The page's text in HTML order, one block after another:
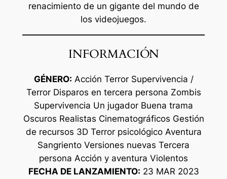
renacimiento de un gigante del mundo de
los videojuegos.
INFORMACIÓN
GÉNERO: Acción Terror Supervivencia /
Terror Disparos en tercera persona Zombis
Supervivencia Un jugador Buena trama
Oscuros Realistas Cinematográficos Gestión
de recursos 3D Terror psicológico Aventura
Sangriento Versiones nuevas Tercera
persona Acción y aventura Violentos
FECHA DE LANZAMIENTO: 23 MAR 2023